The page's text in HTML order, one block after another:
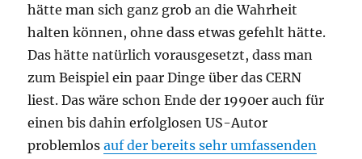
hätte man sich ganz grob an die Wahrheit
halten können, ohne dass etwas gefehlt hätte.
Das hätte natürlich vorausgesetzt, dass man
zum Beispiel ein paar Dinge über das CERN
liest. Das wäre schon Ende der 1990er auch für
einen bis dahin erfolglosen US-Autor
problemlosauf der bereits sehr umfassenden